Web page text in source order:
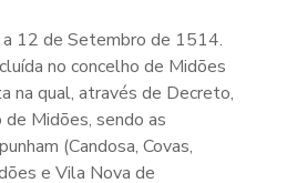
12 de Setembro de 1514.
no concelho de Midões
qual, através de Decreto,
Midões, sendo as
(Candosa, Covas,
e Vila Nova de